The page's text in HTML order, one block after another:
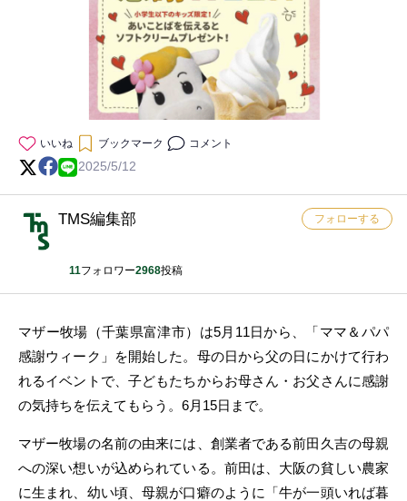
いいね ブックマーク コメント
2025/5/12
TMS編集部
11フォロワー2968投稿
フォローする
マザー牧場（千葉県富津市）は5月11日から、「ママ＆パパ
感謝ウィーク」を開始した。母の日から父の日にかけて行わ
れるイベントで、子どもたちからお母さん・お父さんに感謝
の気持ちを伝えてもらう。6月15日まで。
マザー牧場の名前の由来には、創業者である前田久吉の母親
への深い想いが込められている。前田は、大阪の貧しい農家
に生まれ、幼い頃、母親が口癖のように「牛が一頭いれば暮